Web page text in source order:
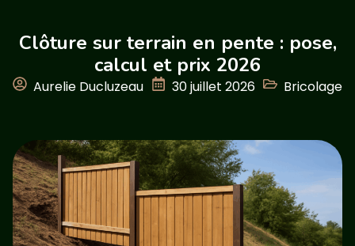
Clôture sur terrain en pente : pose,
calcul et prix 2026
Aurelie Ducluzeau 30 juillet 2026 Bricolage